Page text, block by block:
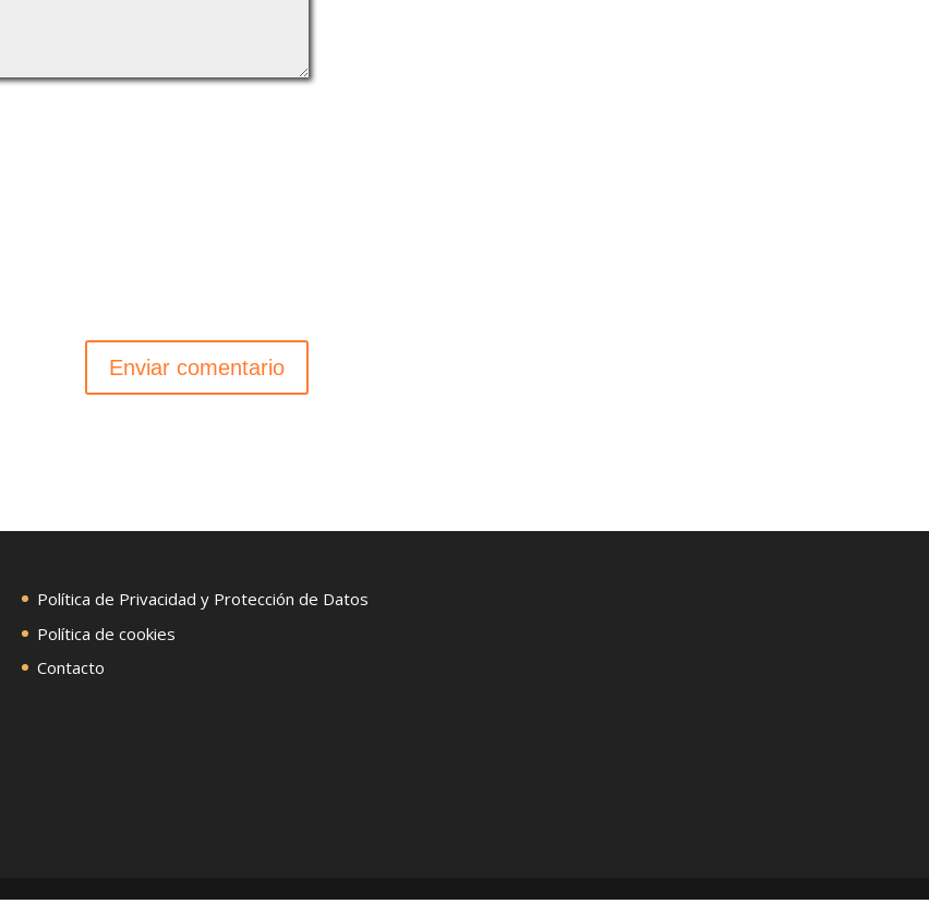
Política de Privacidad y Protección de Datos
Política de cookies
Contacto